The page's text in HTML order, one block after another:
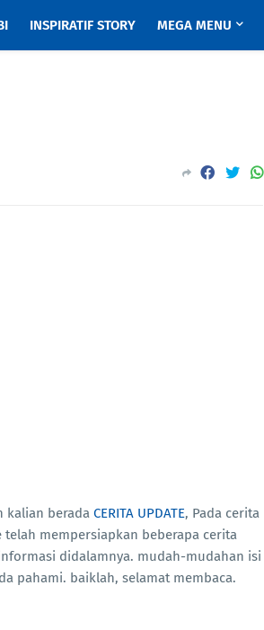
INSPIRATIF STORY MEGA MENU
kalian berada CERITA UPDATE, Pada cerita
mempersiapkan beberapa cerita
didalamnya. mudah-mudahan isi
pahami. baiklah, selamat membaca.